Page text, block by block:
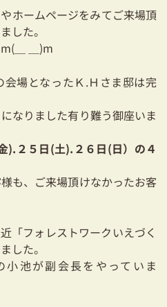
ルーム
らせ
情報
0334
ホームページをみてご来場頂
した。
＿ ＿)m
場となったＫ.Ｈさま邸は完
なりました有り難う御座いま
).２５日(土).２６日(日）の４
も、ご来場頂けなかったお客
「フォレストワークいえづく
した。
小池が副会長をやっていま